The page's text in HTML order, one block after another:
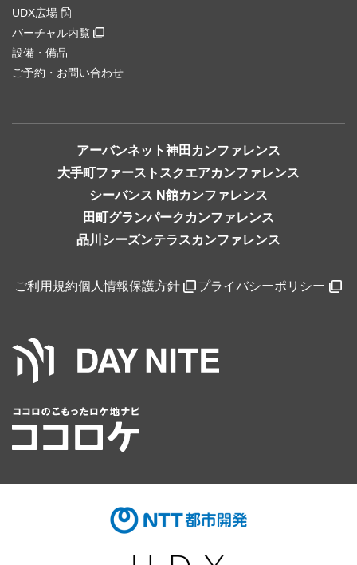
UDX広場
バーチャル内覧
設備・備品
ご予約・お問い合わせ
アーバンネット神田カンファレンス
大手町ファーストスクエアカンファレンス
シーバンス N館カンファレンス
田町グランパークカンファレンス
品川シーズンテラスカンファレンス
ご利用規約個人情報保護方針 プライバシーポリシー